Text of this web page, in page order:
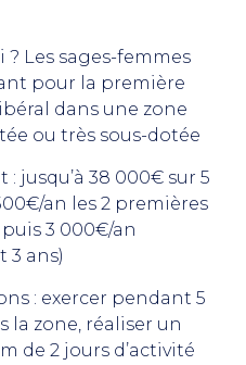
? Les sages-femmes
pour la première
dans une zone
ou très sous-dotée
: jusqu’à 38 000€ sur 5
an les 2 premières
3 000€/an
3 ans)
: exercer pendant 5
la zone, réaliser un
de 2 jours d’activité